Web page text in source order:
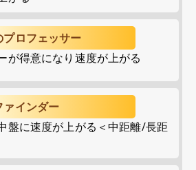
プロフェッサー
が得意になり速度が上がる
ァインダー
盤に速度が上がる＜中距離/長距